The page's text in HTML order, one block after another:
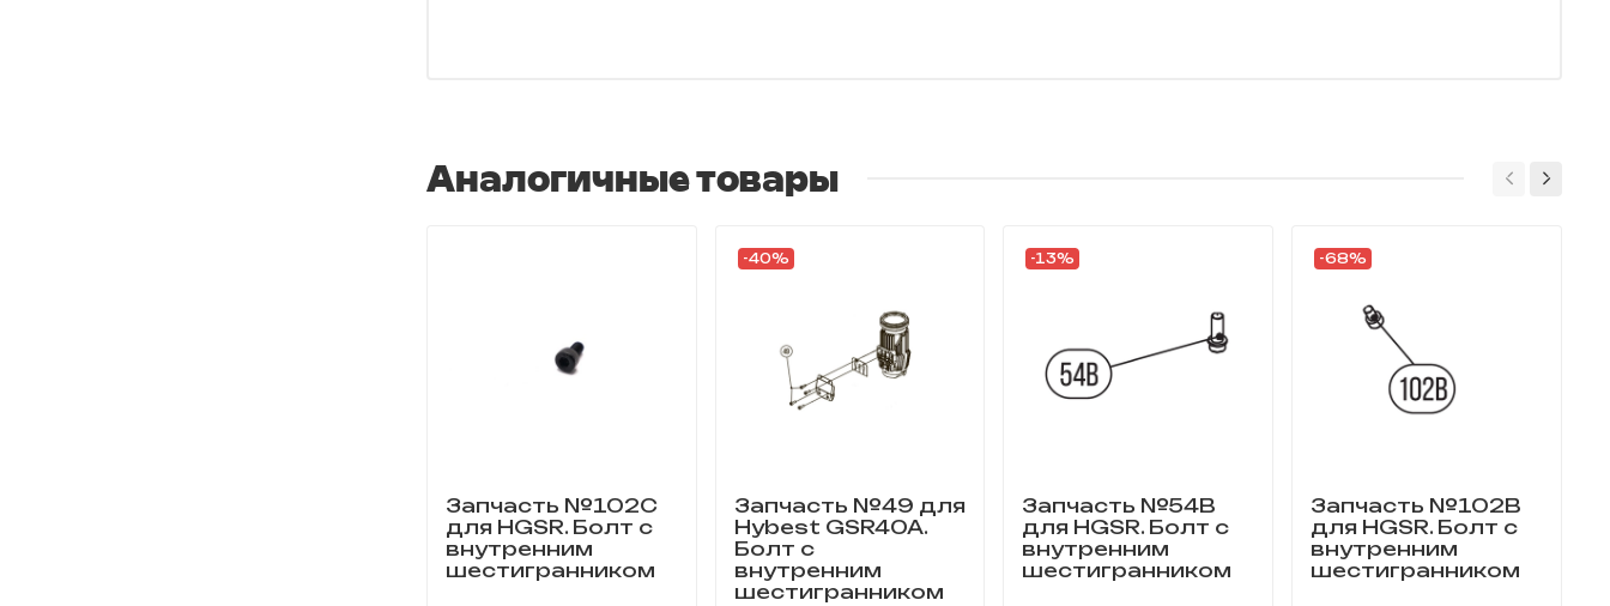
Аналогичные товары
Запчасть №102C
для HGSR. Болт с
внутренним
шестигранником
-40%
Запчасть №49 для
Hybest GSR40A.
Болт с
внутренним
шестигранником
-13%
Запчасть №54B
для HGSR. Болт с
внутренним
шестигранником
-68%
Запчасть №102B
для HGSR. Болт с
внутренним
шестигранником